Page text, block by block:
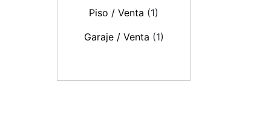
Piso / Venta (1)
Garaje / Venta (1)